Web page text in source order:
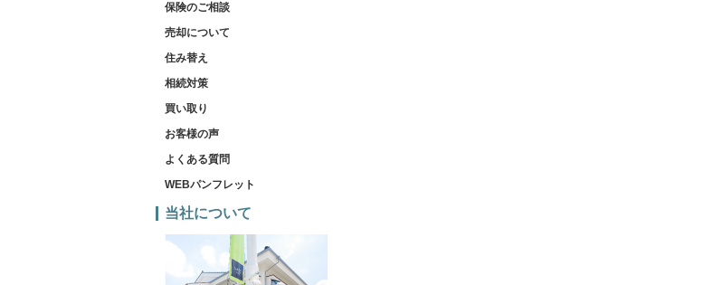
保険のご相談
売却について
住み替え
相続対策
買い取り
お客様の声
よくある質問
WEBパンフレット
当社について